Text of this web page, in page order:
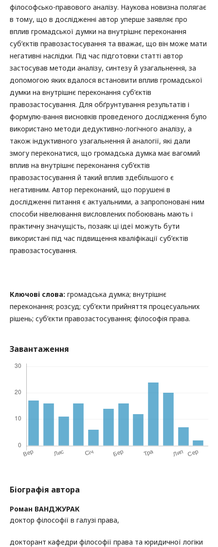
філософсько-правового аналізу. Наукова новизна полягає
в тому, що в дослідженні автор уперше заявляє про
вплив громадської думки на внутрішнє переконання
суб’єктів правозастосування та вважає, що він може мати
негативні наслідки. Під час підготовки статті автор
застосував методи аналізу, синтезу й узагальнення, за
допомогою яких вдалося встановити вплив громадської
думки на внутрішнє переконання суб’єктів
правозастосування. Для обґрунтування результатів і
формулю-вання висновків проведеного дослідження було
використано методи дедуктивно-логічного аналізу, а
також індуктивного узагальнення й аналогії, які дали
змогу переконатися, що громадська думка має вагомий
вплив на внутрішнє переконання суб’єктів
правозастосування й такий вплив здебільшого є
негативним. Автор переконаний, що порушені в
дослідженні питання є актуальними, а запропоновані ним
способи нівелювання висловлених побоювань мають і
практичну значущість, позаяк ці ідеї можуть бути
використані під час підвищення кваліфікації суб’єктів
правозастосування.
Ключові слова: громадська думка; внутрішнє
переконання; розсуд; суб’єкти прийняття процесуальних
рішень; суб’єкти правозастосування; філософія права.
Завантаження
Біографія автора
Роман ВАНДЖУРАК
доктор філософії в галузі права,
докторант кафедри філософії права та юридичної логіки